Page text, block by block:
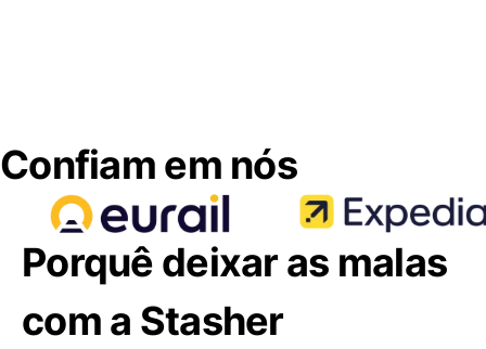
Confiam em nós
Porquê deixar as malas
com a Stasher